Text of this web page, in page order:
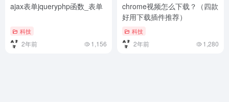
ajax表单jqueryphp函数_表单
科技
2年前 1,156
chrome视频怎么下载？（四款
好用下载插件推荐）
科技
2年前 1,280